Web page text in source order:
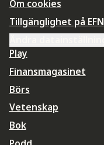
Om cookies
Tillgänglighet på EFN
Play
Finansmagasinet
Börs
Vetenskap
Bok